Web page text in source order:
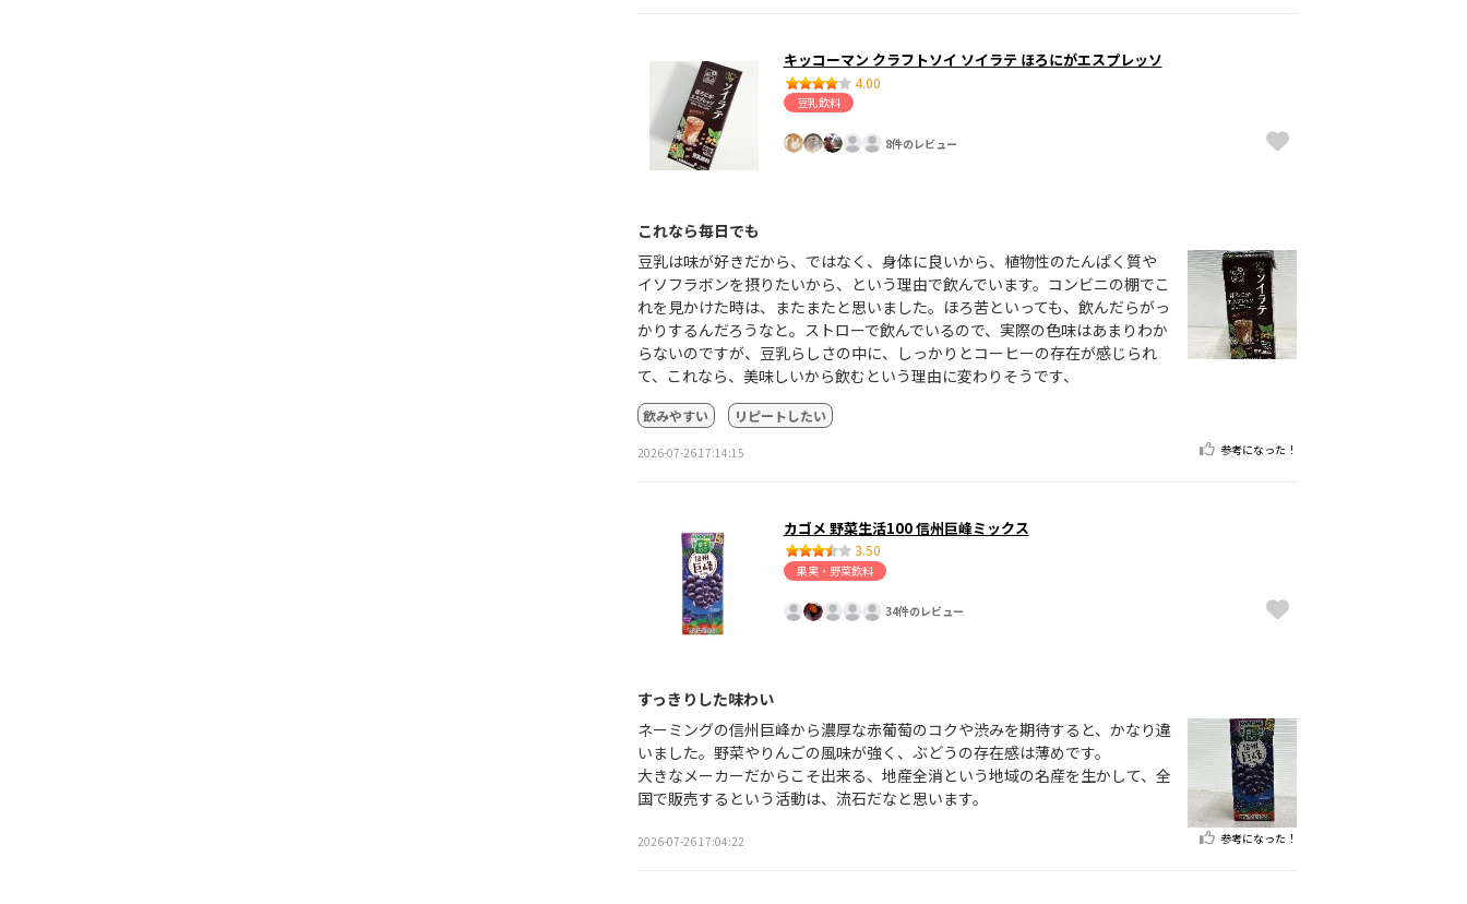
キッコーマン クラフトソイ ソイラテ ほろにがエスプレッソ
4.00
豆乳飲料
8件のレビュー
これなら毎日でも
豆乳は味が好きだから、ではなく、身体に良いから、植物性のたんぱく質や
イソフラボンを摂りたいから、という理由で飲んでいます。コンビニの棚でこ
れを見かけた時は、またまたと思いました。ほろ苦といっても、飲んだらがっ
かりするんだろうなと。ストローで飲んでいるので、実際の色味はあまりわか
らないのですが、豆乳らしさの中に、しっかりとコーヒーの存在が感じられ
て、これなら、美味しいから飲むという理由に変わりそうです、
飲みやすい リピートしたい
2026-07-26 17:14:15 参考になった！
カゴメ 野菜生活100 信州巨峰ミックス
3.50
果実・野菜飲料
34件のレビュー
すっきりした味わい
ネーミングの信州巨峰から濃厚な赤葡萄のコクや渋みを期待すると、かなり違
いました。野菜やりんごの風味が強く、ぶどうの存在感は薄めです。
大きなメーカーだからこそ出来る、地産全消という地域の名産を生かして、全
国で販売するという活動は、流石だなと思います。
2026-07-26 17:04:22 参考になった！